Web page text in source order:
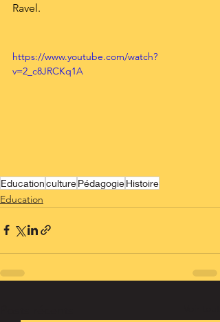
Ravel.
https://www.youtube.com/watch?
v=2_c8JRCKq1A
EducationculturePédagogieHistoire
Education